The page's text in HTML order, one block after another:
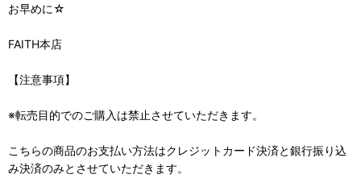
お早めに☆
FAITH本店
【注意事項】
※転売目的でのご購入は禁止させていただきます。
こちらの商品のお支払い方法はクレジットカード決済と銀行振り込
み決済のみとさせていただきます。